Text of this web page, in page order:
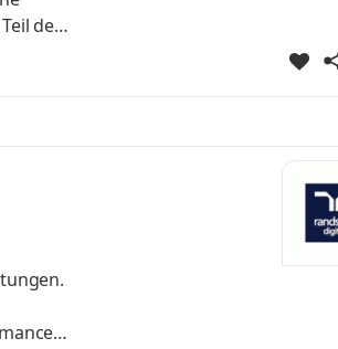
der
sie
und